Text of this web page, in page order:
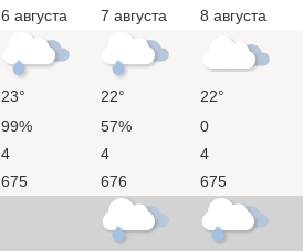
6 августа
7 августа
8 августа
23° 22° 22°
99% 57% 0
4 4 4
675 676 675